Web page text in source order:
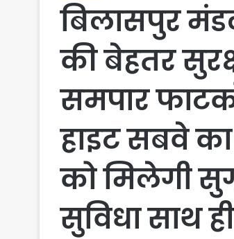
बिलासपुर
की बेहतर
समपार
हाइट सबवे
को मिलेगी
सुविधा साथ